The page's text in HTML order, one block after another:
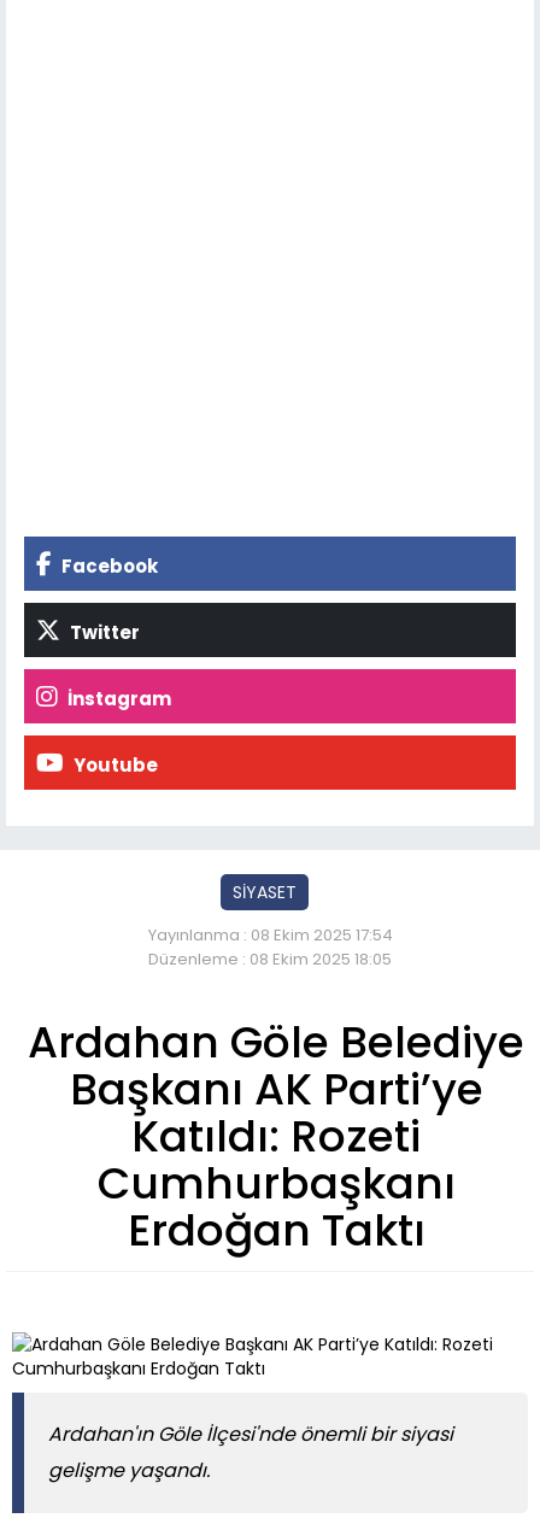
Facebook
Twitter
İnstagram
Youtube
SİYASET
Yayınlanma : 08 Ekim 2025 17:54
Düzenleme : 08 Ekim 2025 18:05
Ardahan Göle Belediye
Başkanı AK Parti’ye
Katıldı: Rozeti
Cumhurbaşkanı
Erdoğan Taktı
Ardahan'ın Göle İlçesi'nde önemli bir siyasi
gelişme yaşandı.